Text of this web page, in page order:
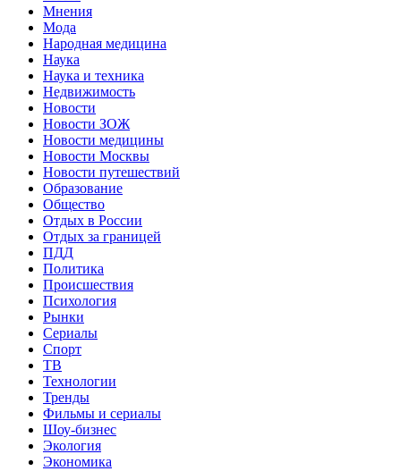
Мнения
Мода
Народная медицина
Наука
Наука и техника
Недвижимость
Новости
Новости ЗОЖ
Новости медицины
Новости Москвы
Новости путешествий
Образование
Общество
Отдых в России
Отдых за границей
ПДД
Политика
Происшествия
Психология
Рынки
Сериалы
Спорт
ТВ
Технологии
Тренды
Фильмы и сериалы
Шоу-бизнес
Экология
Экономика